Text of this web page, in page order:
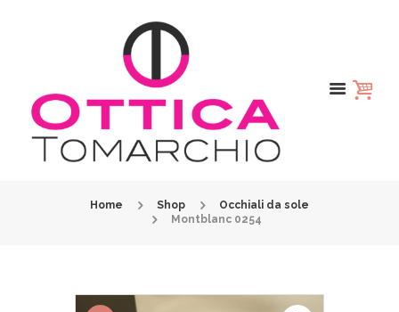
Home Shop
Occhiali da sole
Montblanc 0254